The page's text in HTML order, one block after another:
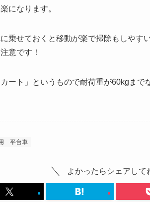
になります。
乗せておくと移動が楽で掃除もしやす
意です！
ート」というもので耐荷重が60kgまで
平台車
よかったらシェアして